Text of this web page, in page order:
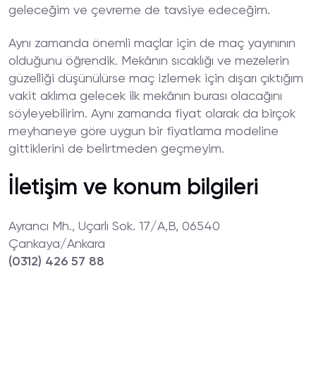
geleceğim ve çevreme de tavsiye edeceğim.
Aynı zamanda önemli maçlar için de maç yayınının
olduğunu öğrendik. Mekânın sıcaklığı ve mezelerin
güzelliği düşünülürse maç izlemek için dışarı çıktığım
vakit aklıma gelecek ilk mekânın burası olacağını
söyleyebilirim. Aynı zamanda fiyat olarak da birçok
meyhaneye göre uygun bir fiyatlama modeline
gittiklerini de belirtmeden geçmeyim.
İletişim ve konum bilgileri
Ayrancı Mh., Uçarlı Sok. 17/A,B, 06540
Çankaya/Ankara
(0312) 426 57 88